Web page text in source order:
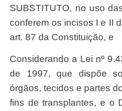
SUBSTITUTO, no uso
conferem os incisos I e II
art. 87 da Constituição, e
Considerando a Lei nº 9.434, de 4 de fevereiro
de 1997, que dispõe
órgãos, tecidos e partes
fins de transplantes, e o